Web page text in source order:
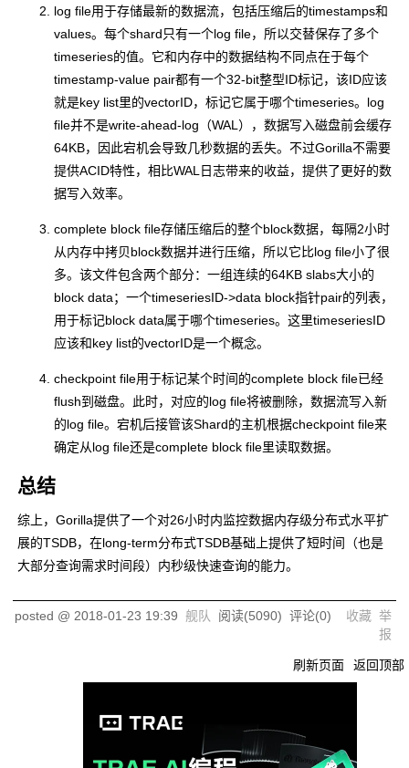
log file用于存储最新的数据流，包括压缩后的timestamps和
values。每个shard只有一个log file，所以交替保存了多个
timeseries的值。它和内存中的数据结构不同点在于每个
timestamp-value pair都有一个32-bit整型ID标记，该ID应该
就是key list里的vectorID，标记它属于哪个timeseries。log
file并不是write-ahead-log（WAL），数据写入磁盘前会缓存
64KB，因此宕机会导致几秒数据的丢失。不过Gorilla不需要
提供ACID特性，相比WAL日志带来的收益，提供了更好的数
据写入效率。
complete block file存储压缩后的整个block数据，每隔2小时
从内存中拷贝block数据并进行压缩，所以它比log file小了很
多。该文件包含两个部分：一组连续的64KB slabs大小的
block data；一个timeseriesID->data block指针pair的列表，
用于标记block data属于哪个timeseries。这里timeseriesID
应该和key list的vectorID是一个概念。
checkpoint file用于标记某个时间的complete block file已经
flush到磁盘。此时，对应的log file将被删除，数据流写入新
的log file。宕机后接管该Shard的主机根据checkpoint file来
确定从log file还是complete block file里读取数据。
总结
综上，Gorilla提供了一个对26小时内监控数据内存级分布式水平扩
展的TSDB，在long-term分布式TSDB基础上提供了短时间（也是
大部分查询需求时间段）内秒级快速查询的能力。
posted @ 2018-01-23 19:39 舰队 阅读(5090) 评论(0) 收藏 举
报
刷新页面 返回顶部